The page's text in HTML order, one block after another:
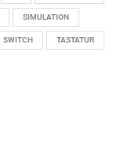
SIMULATION
SWITCH TASTATUR